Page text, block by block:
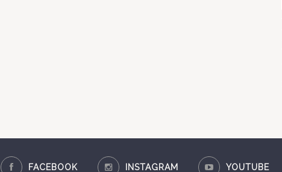
FACEBOOK INSTAGRAM YOUTUBE